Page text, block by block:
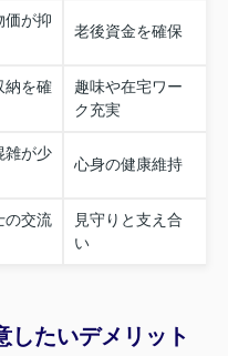
価が抑
老後資金を確保
納を確
趣味や在宅ワー
ク充実
雑が少
心身の健康維持
の交流
見守りと支え合
い
したいデメリット